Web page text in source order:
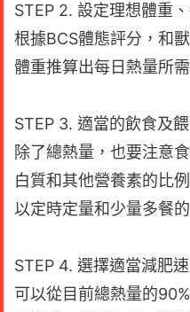
STEP 2. 設定理想體重
根據BCS體態評分，和
體重推算出每日熱量所需
STEP 3. 適當的飲食及
除了總熱量，也要注意
白質和其他營養素的比
以定時定量和少量多餐的
STEP 4. 選擇適當減肥
可以從目前總熱量的